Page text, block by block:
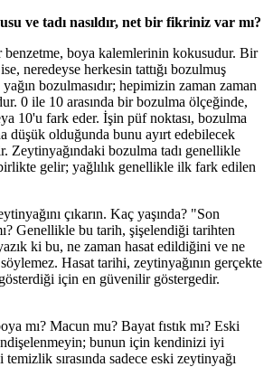
ve tadı nasıldır, net bir fikriniz var mı?
boya kalemlerinin kokusudur. Bir
neredeyse herkesin tattığı bozulmuş
bozulmasıdır; hepimizin zaman zaman
0 ile 10 arasında bir bozulma ölçeğinde,
10'u fark eder. İşin püf noktası, bozulma
düşük olduğunda bunu ayırt edebilecek
Zeytinyağındaki bozulma tadı genellikle
gelir; yağlılık genellikle ilk fark edilen
çıkarın. Kaç yaşında? "Son
Genellikle bu tarih, şişelendiği tarihten
ki bu, ne zaman hasat edildiğini ve ne
söylemez. Hasat tarihi, zeytinyağının gerçekte
için en güvenilir göstergedir.
mı? Macun mu? Bayat fıstık mı? Eski
bunun için kendinizi iyi
sırasında sadece eski zeytinyağı